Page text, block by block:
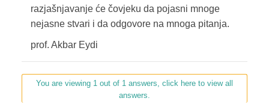
razjašnjavanje će čovjeku da pojasni mnoge
nejasne stvari i da odgovore na mnoga pitanja.
prof. Akbar Eydi
You are viewing 1 out of 1 answers, click here to view all
answers.